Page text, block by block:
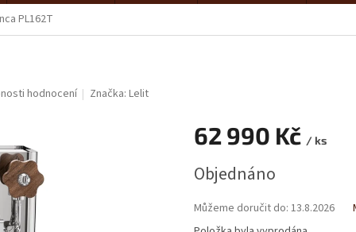
PL162T
hodnocení Značka:Lelit
62 990 Kč / ks
cena:
Objednáno
Můžeme doručit do: 13.8.2026